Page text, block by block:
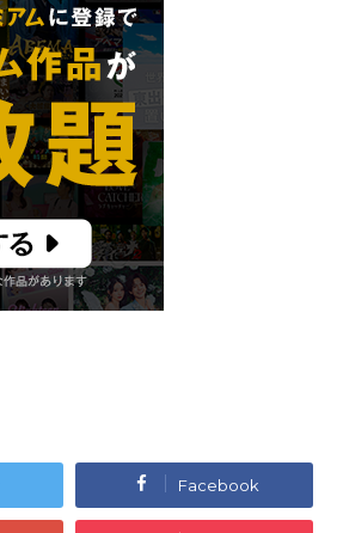
Facebook